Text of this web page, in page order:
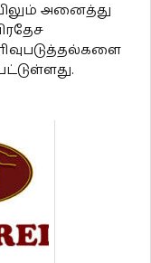
அனைத்து